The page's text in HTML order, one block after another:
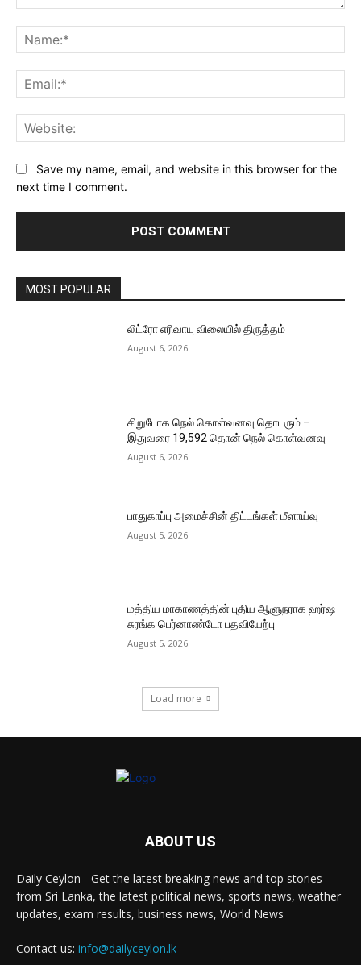
Save my name, email, and website in this browser for the
next time I comment.
MOST POPULAR
லிட்ரோ எரிவாயு விலையில் திருத்தம்
August 6, 2026
சிறுபோக நெல் கொள்வனவு தொடரும் –
இதுவரை 19,592 தொன் நெல் கொள்வனவு
August 6, 2026
பாதுகாப்பு அமைச்சின் திட்டங்கள் மீளாய்வு
August 5, 2026
மத்திய மாகாணத்தின் புதிய ஆளுநராக ஹர்ஷ
சுரங்க பெர்னாண்டோ பதவியேற்பு
August 5, 2026
Load more
ABOUT US
Daily Ceylon - Get the latest breaking news and top stories
from Sri Lanka, the latest political news, sports news, weather
updates, exam results, business news, World News
Contact us: info@dailyceylon.lk